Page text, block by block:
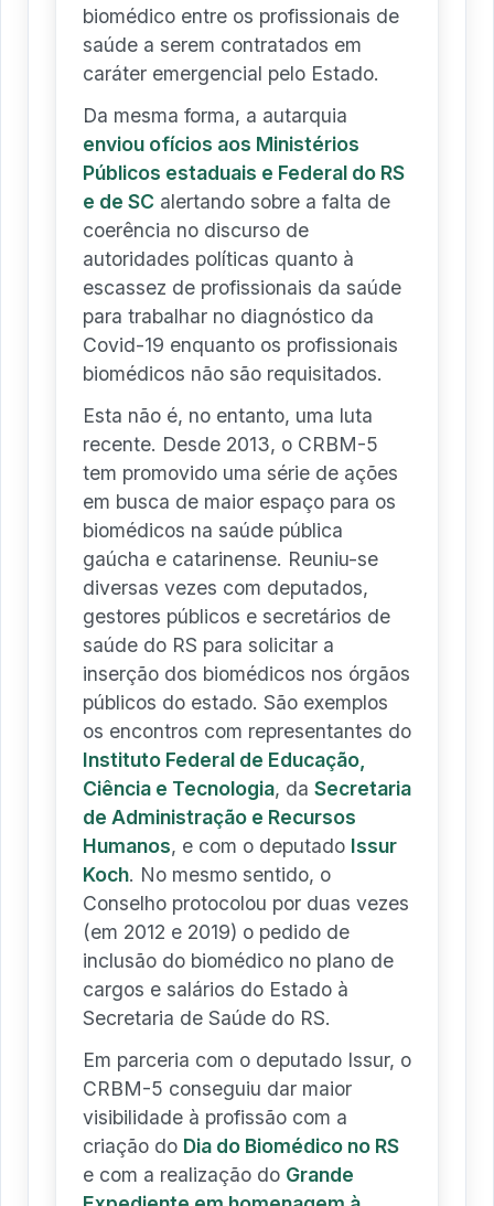
biomédico entre os profissionais de
saúde a serem contratados em
caráter emergencial pelo Estado.
Da mesma forma, a autarquia
enviou ofícios aos Ministérios
Públicos estaduais e Federal do RS
e de SC alertando sobre a falta de
coerência no discurso de
autoridades políticas quanto à
escassez de profissionais da saúde
para trabalhar no diagnóstico da
Covid-19 enquanto os profissionais
biomédicos não são requisitados.
Esta não é, no entanto, uma luta
recente. Desde 2013, o CRBM-5
tem promovido uma série de ações
em busca de maior espaço para os
biomédicos na saúde pública
gaúcha e catarinense. Reuniu-se
diversas vezes com deputados,
gestores públicos e secretários de
saúde do RS para solicitar a
inserção dos biomédicos nos órgãos
públicos do estado. São exemplos
os encontros com representantes do
Instituto Federal de Educação,
Ciência e Tecnologia, da Secretaria
de Administração e Recursos
Humanos, e com o deputado Issur
Koch. No mesmo sentido, o
Conselho protocolou por duas vezes
(em 2012 e 2019) o pedido de
inclusão do biomédico no plano de
cargos e salários do Estado à
Secretaria de Saúde do RS.
Em parceria com o deputado Issur, o
CRBM-5 conseguiu dar maior
visibilidade à profissão com a
criação do Dia do Biomédico no RS
e com a realização do Grande